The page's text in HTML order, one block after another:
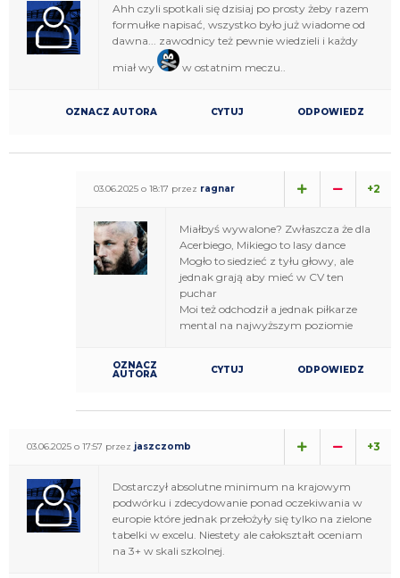
Ahh czyli spotkali się dzisiaj po prosty żeby razem
formułke napisać, wszystko było już wiadome od
dawna... zawodnicy też pewnie wiedzieli i każdy
miał wy
w ostatnim meczu..
OZNACZ AUTORA CYTUJ ODPOWIEDZ
03.06.2025 o 18:17 przez ragnar +2
Miałbyś wywalone? Zwłaszcza że dla
Acerbiego, Mikiego to lasy dance
Mogło to siedzieć z tyłu głowy, ale
jednak grają aby mieć w CV ten
puchar
Moi też odchodził a jednak piłkarze
mental na najwyższym poziomie
OZNACZ
AUTORA CYTUJ ODPOWIEDZ
03.06.2025 o 17:57 przez jaszczomb +3
Dostarczył absolutne minimum na krajowym
podwórku i zdecydowanie ponad oczekiwania w
europie które jednak przełożyły się tylko na zielone
tabelki w excelu. Niestety ale całokształt oceniam
na 3+ w skali szkolnej.